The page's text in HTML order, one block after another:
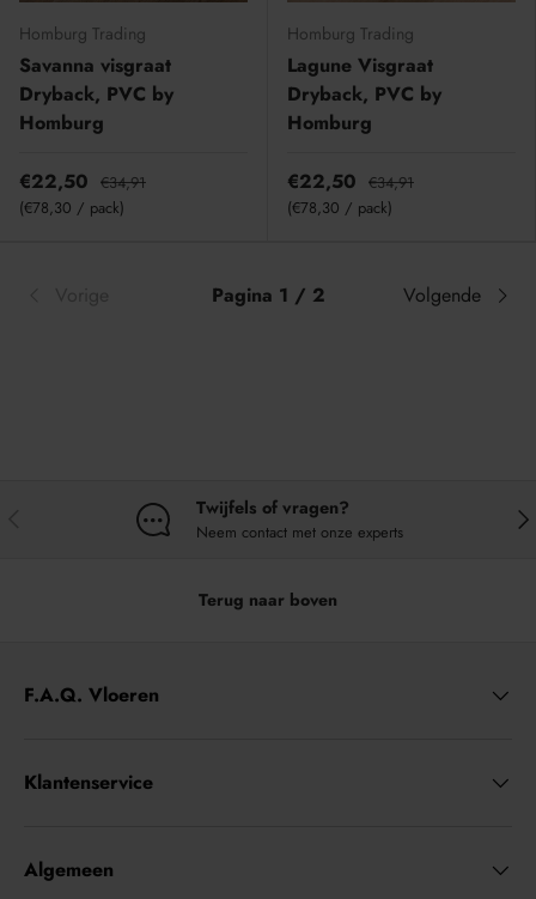
Homburg Trading
Savanna visgraat
Dryback, PVC by
Homburg
€22,50 €34,91
Eenheid prijs
€78,30 / pack
Homburg Trading
Lagune Visgraat
Dryback, PVC by
Homburg
€22,50 €34,91
Eenheid prijs
€78,30 / pack
Pagina 1 / 2 Volgende
Twijfels of vragen?
Neem contact met onze experts
Terug naar boven
F.A.Q. Vloeren
Klantenservice
Algemeen